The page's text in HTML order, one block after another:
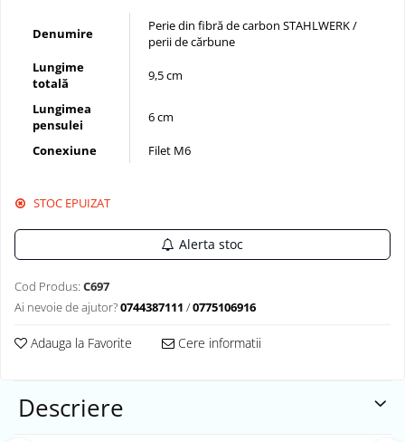
Denumire
Perie din fibră de carbon STAHLWERK /
perii de cărbune
Lungime
totală
9,5 cm
Lungimea
pensulei
6 cm
Conexiune Filet M6
STOC EPUIZAT
Alerta stoc
Cod Produs: C697
Ai nevoie de ajutor?0744387111 /0775106916
Adauga la Favorite Cere informatii
Descriere